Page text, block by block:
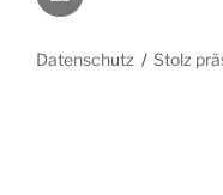
Mail
Datenschutz Stolz